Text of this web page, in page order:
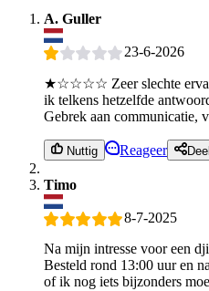
A. Guller
23-6-2026
★☆☆☆☆ Zeer slechte
ik telkens hetzelfde
Gebrek aan communicatie,
Nuttig Reageer Deel
Timo
8-7-2025
Na mijn intresse voor een
Besteld rond 13:00 uur en
of ik nog iets bijzonders